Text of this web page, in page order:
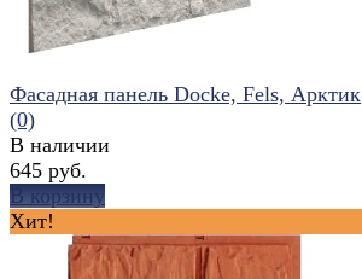
Фасадная панель Docke, Fels, Арктик
(0)
В наличии
645 руб.
В корзину
Хит!